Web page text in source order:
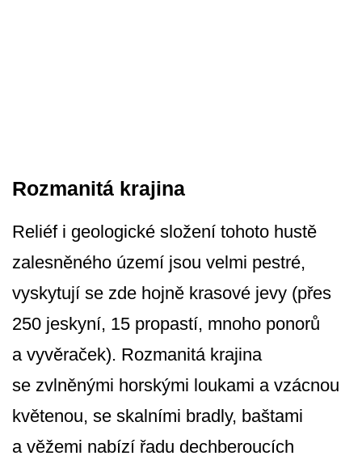
Rozmanitá krajina
Reliéf i geologické složení tohoto hustě
zalesněného území jsou velmi pestré,
vyskytují se zde hojně krasové jevy (přes
250 jeskyní, 15 propastí, mnoho ponorů
a vyvěraček). Rozmanitá krajina
se zvlněnými horskými loukami a vzácnou
květenou, se skalními bradly, baštami
a věžemi nabízí řadu dechberoucích